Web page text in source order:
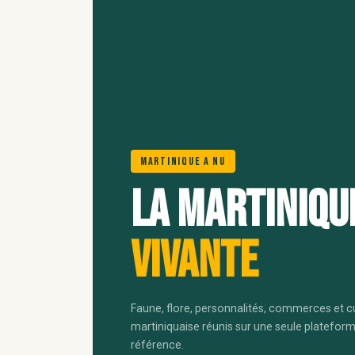
Martinique A Nu
La
vivante
Faune, flore, personnalités, commerces et
martiniquaise réunis sur une seule
référence.